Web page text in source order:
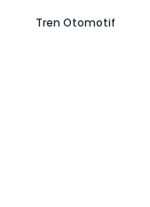
Tren Otomotif